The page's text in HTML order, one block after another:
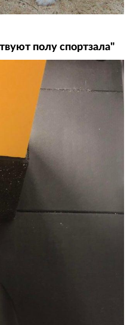
полу спортзала"